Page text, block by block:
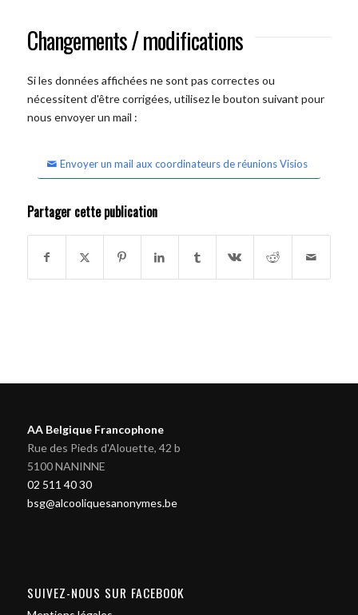
Changements / modifications
Si les données affichées ne sont pas correctes ou
nécessitent d'être corrigées, utilisez le bouton suivant pour
nous envoyer un mail :
Envoyer un mail aux coordinateurs de réunions Visios
Partager cette publication
AA Belgique Francophone
Rue des Pieds d'Alouette, 42 b
5100 NANINNE
02 511 40 30
bsg@alcooliquesanonymes.be
SUIVEZ-NOUS SUR FACEBOOK